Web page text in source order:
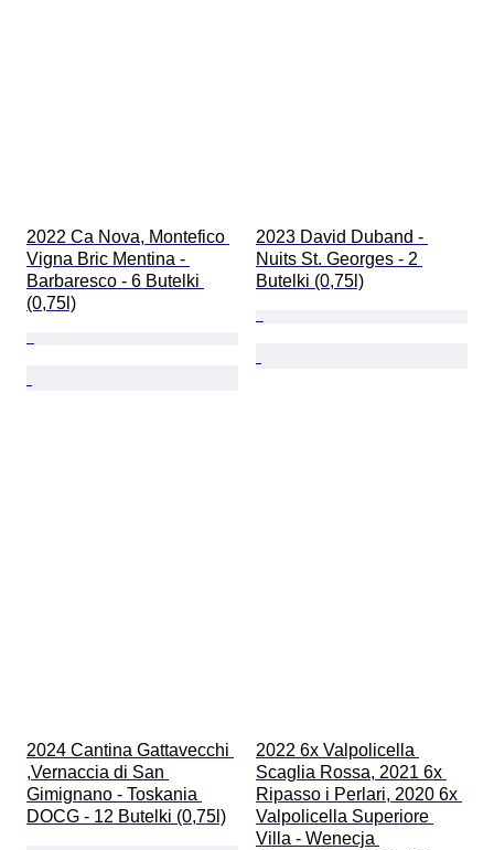
2022 Ca Nova, Montefico
Vigna Bric Mentina -
Barbaresco - 6 Butelki
(0,75l)
2023 David Duband -
Nuits St. Georges - 2
Butelki (0,75l)
2024 Cantina Gattavecchi
,Vernaccia di San
Gimignano - Toskania
DOCG - 12 Butelki (0,75l)
2022 6x Valpolicella
Scaglia Rossa, 2021 6x
Ripasso i Perlari, 2020 6x
Valpolicella Superiore
Villa - Wenecja